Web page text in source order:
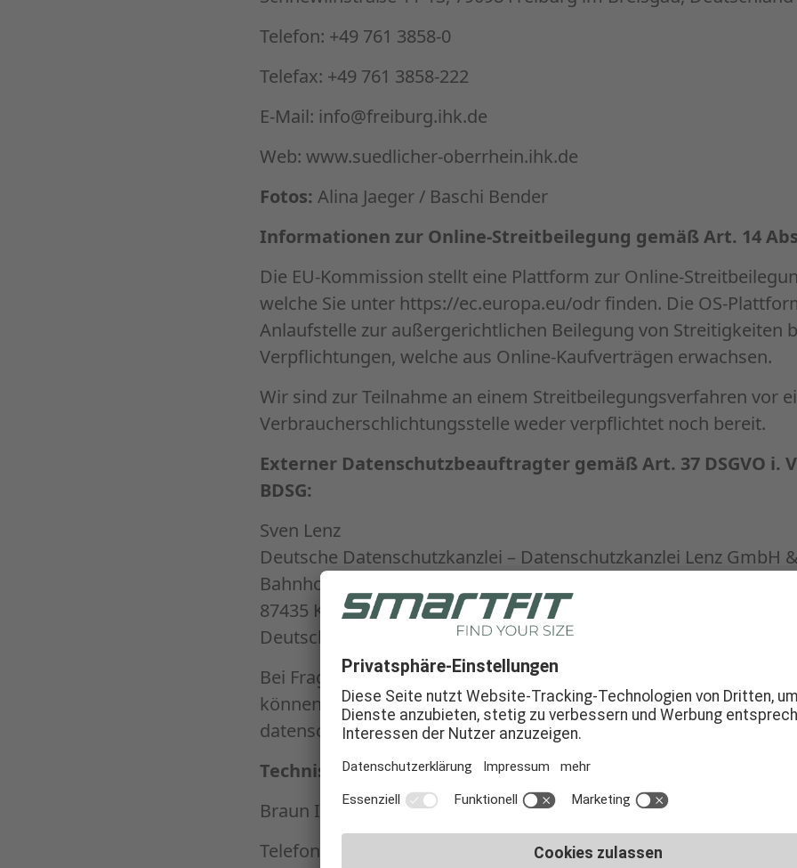
Telefon: +49 761 3858-0
Telefax: +49 761 3858-222
E-Mail: info@freiburg.ihk.de
Web: www.suedlicher-oberrhein.ihk.de
Fotos: Alina Jaeger / Baschi Bender
Informationen zur Online-Streitbeilegung gemäß Art. 14
Die EU-Kommission stellt eine Plattform zur Online-
welche Sie unter https://ec.europa.eu/odr finden. Die OS-
Anlaufstelle zur außergerichtlichen Beilegung von Streitigkeiten
Verpflichtungen, welche aus Online-Kaufverträgen erwachsen.
Wir sind zur Teilnahme an einem Streitbeilegungsverfahren vor
Verbraucherschlichtungsstelle weder verpflichtet noch bereit.
Externer Datenschutzbeauftragter gemäß Art. 37 DSGVO i.
BDSG:
Sven Lenz
Deutsche Datenschutzkanzlei – Datenschutzkanzlei Lenz GmbH
Bahnhofstraße 50
87435 Kempten
Deutschland
Bei Fragen zum Datenschutz oder weiteren
können Sie gerne eine E-Mail an folgende E-Mail-Adresse senden:
datenschutz@radlabor.de
Technische Betreuung dieser Website:
Braun ITS, Sven Braun, Nägelseesraße 12, 79288 Gottenheim
Telefon: +49 7665 80830-0, E-Mail: info@braun-its.de